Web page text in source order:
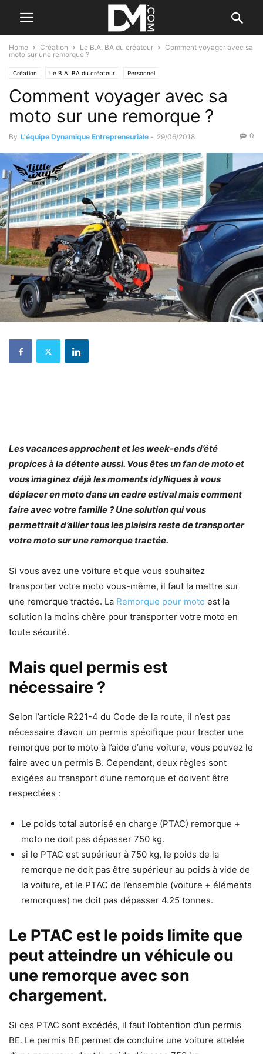
Home Création Le B.A. BA du créateur
Comment voyager avec sa
moto sur une remorque ?
Création Le B.A. BA du créateur Personnel
Comment voyager avec sa
moto sur une remorque ?
By L'équipe Dynamique Entrepreneuriale - 29/06/2018 0
Les vacances approchent et les week-ends d’été
propices à la détente aussi. Vous êtes un fan de moto et
vous imaginez déjà les moments idylliques à vous
déplacer en moto dans un cadre estival mais comment
faire avec votre famille ? Une solution qui vous
permettrait d’allier tous les plaisirs reste de transporter
votre moto sur une remorque tractée.
Si vous avez une voiture et que vous souhaitez
transporter votre moto vous-même, il faut la mettre sur
une remorque tractée. La Remorque pour moto est la
solution la moins chère pour transporter votre moto en
toute sécurité.
Mais quel permis est
nécessaire ?
Selon l’article R221-4 du Code de la route, il n’est pas
nécessaire d’avoir un permis spécifique pour tracter une
remorque porte moto à l’aide d’une voiture, vous pouvez le
faire avec un permis B. Cependant, deux règles sont
exigées au transport d’une remorque et doivent être
respectées :
Le poids total autorisé en charge (PTAC) remorque +
moto ne doit pas dépasser 750 kg.
si le PTAC est supérieur à 750 kg, le poids de la
remorque ne doit pas être supérieur au poids à vide de
la voiture, et le PTAC de l’ensemble (voiture + éléments
remorques) ne doit pas dépasser 4.25 tonnes.
Le PTAC est le poids limite que
peut atteindre un véhicule ou
une remorque avec son
chargement.
Si ces PTAC sont excédés, il faut l’obtention d’un permis
BE. Le permis BE permet de conduire une voiture attelée